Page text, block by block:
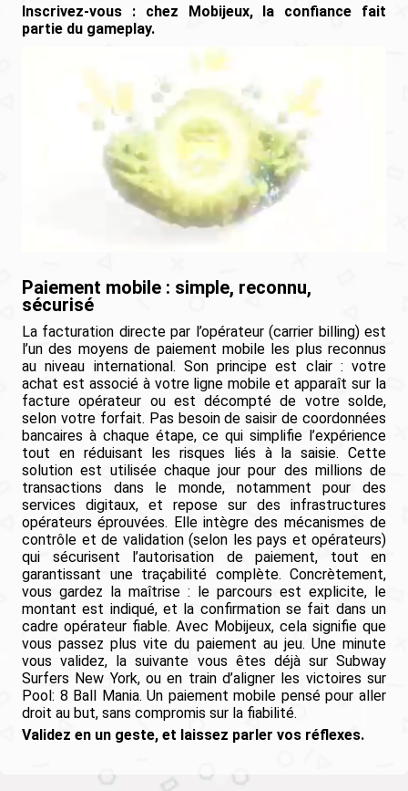
Inscrivez-vous : chez Mobijeux, la confiance fait
partie du gameplay.
Paiement mobile : simple, reconnu,
sécurisé
La facturation directe par l’opérateur (carrier billing) est
l’un des moyens de paiement mobile les plus reconnus
au niveau international. Son principe est clair : votre
achat est associé à votre ligne mobile et apparaît sur la
facture opérateur ou est décompté de votre solde,
selon votre forfait. Pas besoin de saisir de coordonnées
bancaires à chaque étape, ce qui simplifie l’expérience
tout en réduisant les risques liés à la saisie. Cette
solution est utilisée chaque jour pour des millions de
transactions dans le monde, notamment pour des
services digitaux, et repose sur des infrastructures
opérateurs éprouvées. Elle intègre des mécanismes de
contrôle et de validation (selon les pays et opérateurs)
qui sécurisent l’autorisation de paiement, tout en
garantissant une traçabilité complète. Concrètement,
vous gardez la maîtrise : le parcours est explicite, le
montant est indiqué, et la confirmation se fait dans un
cadre opérateur fiable. Avec Mobijeux, cela signifie que
vous passez plus vite du paiement au jeu. Une minute
vous validez, la suivante vous êtes déjà sur Subway
Surfers New York, ou en train d’aligner les victoires sur
Pool: 8 Ball Mania. Un paiement mobile pensé pour aller
droit au but, sans compromis sur la fiabilité.
Validez en un geste, et laissez parler vos réflexes.